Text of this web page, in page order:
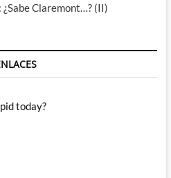
Claremont…? (II)
today?